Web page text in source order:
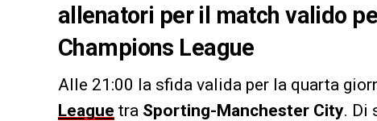
allenatori per il match valido
Champions League
Alle 21:00 la sfida valida per la quarta
League tra Sporting-Manchester City. Di